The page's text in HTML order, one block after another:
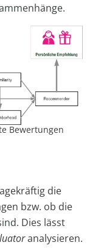
Bewertungen
die
bzw. ob die
Dies lässt
analysieren.